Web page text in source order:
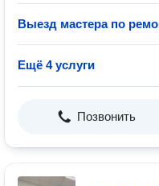
Выезд мастера по
Ещё 4 услуги
Позвонить